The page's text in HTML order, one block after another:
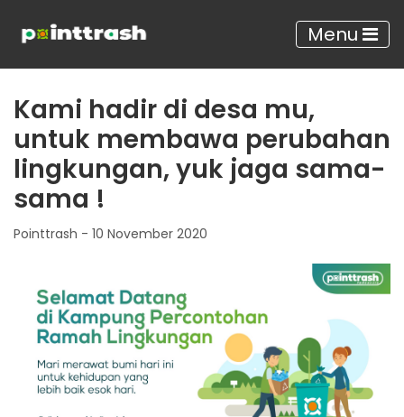
Menu
Kami hadir di desa mu,
untuk membawa perubahan
lingkungan, yuk jaga sama-
sama !
Pointtrash - 10 November 2020